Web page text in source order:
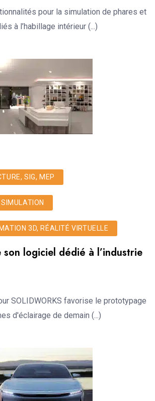
pour la simulation de phares et
à l’habillage intérieur (...)
SIG, MEP
3D, RÉALITÉ VIRTUELLE
son logiciel dédié à l’industrie
SOLIDWORKS favorise le prototypage
d'éclairage de demain (...)